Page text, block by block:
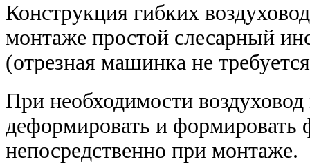
Конструкция гибких
монтаже простой слесарный
(отрезная машинка не
При необходимости
деформировать и формировать
непосредственно при монтаже.